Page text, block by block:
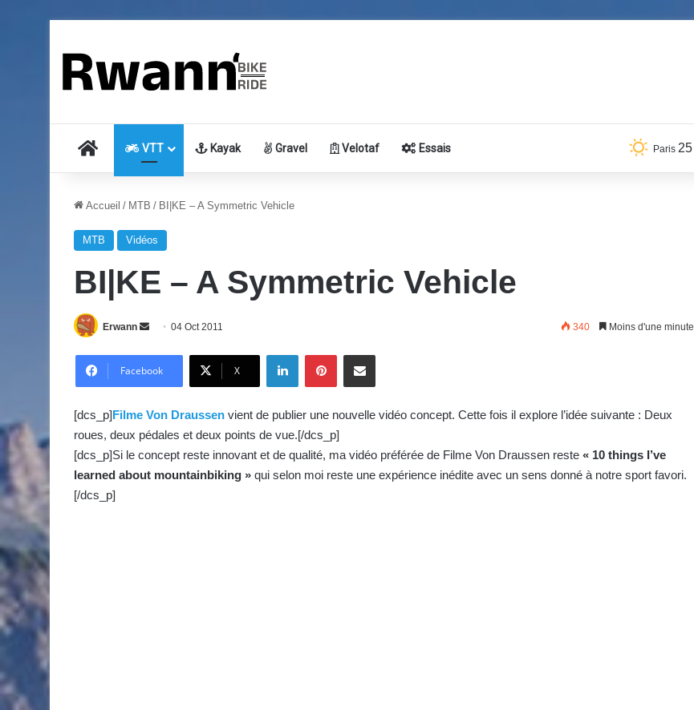
Accueil VTT Kayak Gravel Velotaf Essais Paris 25
Accueil / MTB / BI|KE – A Symmetric Vehicle
MTB Vidéos
BI|KE – A Symmetric Vehicle
Erwann
o
r
u
n
04 Oct 2011 340 Moins d'une minute
Facebook X
[dcs_p]Filme Von Draussen vient de publier une nouvelle vidéo concept. Cette fois il explore l’idée suivante : Deux
roues, deux pédales et deux points de vue.[/dcs_p]
[dcs_p]Si le concept reste innovant et de qualité, ma vidéo préférée de Filme Von Draussen reste « 10 things I’ve
learned about mountainbiking » qui selon moi reste une expérience inédite avec un sens donné à notre sport favori.
[/dcs_p]